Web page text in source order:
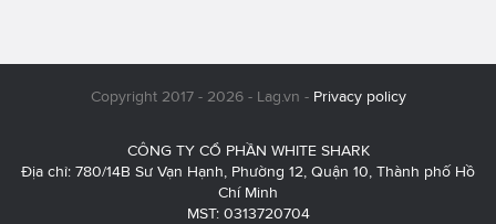
Copyright 2017 - 2026 - Lag.vn - Privacy policy
CÔNG TY CỔ PHẦN WHITE SHARK
Địa chỉ: 780/14B Sư Vạn Hạnh, Phường 12, Quận 10, Thành phố Hồ
Chí Minh
MST: 0313720704